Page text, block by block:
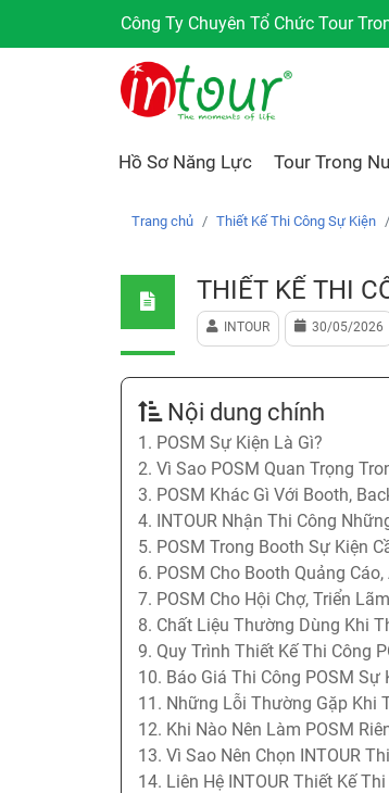
Công Ty Chuyên Tổ Chức Tour
Hồ Sơ Năng Lực Tour Trong
Trang chủ Thiết Kế Thi Công Sự Kiện
THIẾT KẾ THI
INTOUR 30/05/2026
Nội dung chính
1. POSM Sự Kiện Là Gì?
2. Vì Sao POSM Quan Trọng
3. POSM Khác Gì Với Booth,
4. INTOUR Nhận Thi Công
5. POSM Trong Booth Sự Kiện
6. POSM Cho Booth Quảng
7. POSM Cho Hội Chợ, Triển
8. Chất Liệu Thường Dùng Khi
9. Quy Trình Thiết Kế Thi Công
10. Báo Giá Thi Công POSM
11. Những Lỗi Thường Gặp Khi
12. Khi Nào Nên Làm POSM
13. Vì Sao Nên Chọn INTOUR
14. Liên Hệ INTOUR Thiết Kế